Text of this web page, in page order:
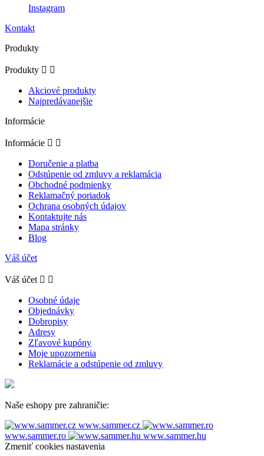
Instagram
Kontakt
Produkty
Produkty  
Akciové produkty
Najpredávanejšie
Informácie
Informácie  
Doručenie a platba
Odstúpenie od zmluvy a reklamácia
Obchodné podmienky
Reklamačný poriadok
Ochrana osobných údajov
Kontaktujte nás
Mapa stránky
Blog
Váš účet
Váš účet  
Osobné údaje
Objednávky
Dobropisy
Adresy
Zľavové kupóny
Moje upozornenia
Reklamácie a odstúpenie od zmluvy
Naše eshopy pre zahraničie:
www.sammer.cz
www.sammer.ro
www.sammer.hu
Zmeniť cookies nastavenia